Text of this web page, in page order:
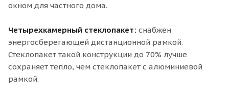
окном для частного дома.
Четырехкамерный стеклопакет: снабжен
энергосберегающей дистанционной рамкой.
Стеклопакет такой конструкции до 70% лучше
сохраняет тепло, чем стеклопакет с алюминиевой
рамкой.